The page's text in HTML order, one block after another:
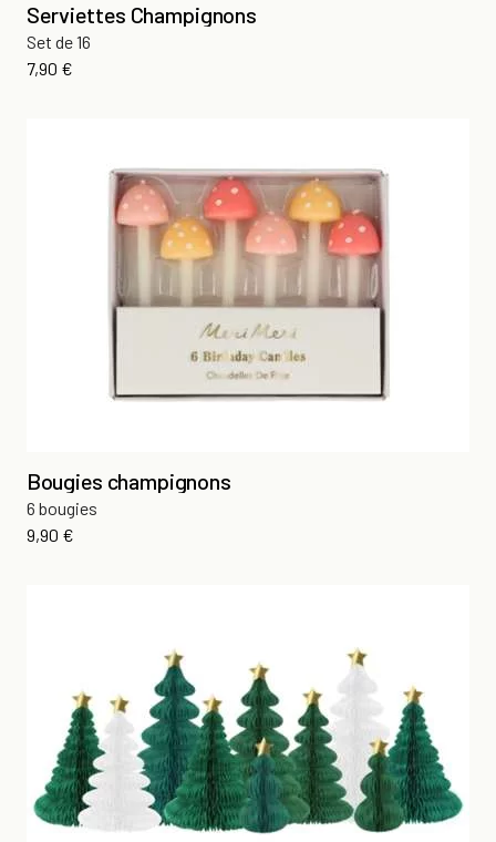
Serviettes Champignons
Set de 16
Prix
7,90 €
Bougies champignons
6 bougies
Prix
9,90 €